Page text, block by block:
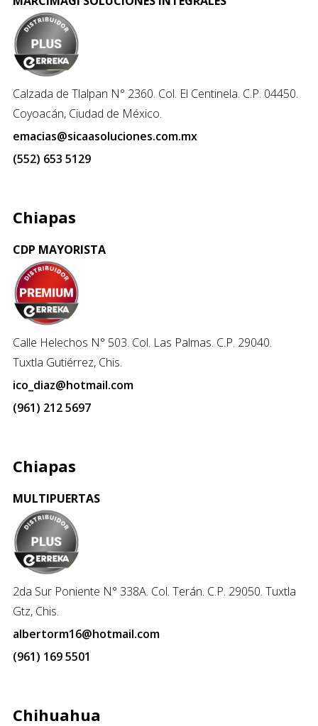
Calzada de Tlalpan N° 2360. Col. El Centinela. C.P. 04450.
Coyoacán, Ciudad de México.
emacias@sicaasoluciones.com.mx
(552) 653 5129
Chiapas
CDP MAYORISTA
Calle Helechos N° 503. Col. Las Palmas. C.P. 29040.
Tuxtla Gutiérrez, Chis.
ico_diaz@hotmail.com
(961) 212 5697
Chiapas
MULTIPUERTAS
2da Sur Poniente N° 338A. Col. Terán. C.P. 29050. Tuxtla
Gtz, Chis.
albertorm16@hotmail.com
(961) 169 5501
Chihuahua